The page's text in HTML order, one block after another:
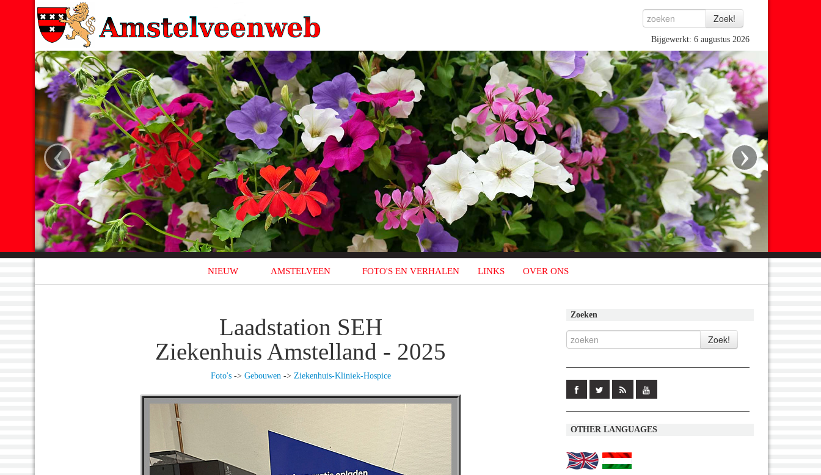
Bijgewerkt: 6 augustus 2026
‹ ›
NIEUW AMSTELVEEN FOTO'S EN VERHALEN LINKS OVER ONS
Laadstation SEH
Ziekenhuis Amstelland - 2025
Foto's-> Gebouwen -> Ziekenhuis-Kliniek-Hospice
Zoeken
OTHER LANGUAGES